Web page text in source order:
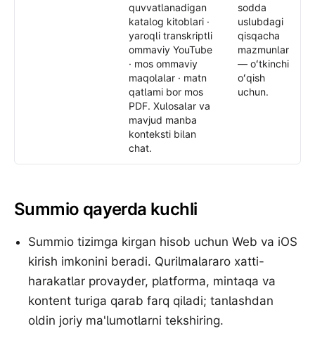
quvvatlanadigan
katalog kitoblari ·
yaroqli transkriptli
ommaviy YouTube
· mos ommaviy
maqolalar · matn
qatlami bor mos
PDF. Xulosalar va
mavjud manba
konteksti bilan
chat.
sodda
uslubdagi
qisqacha
mazmunlar
— oʻtkinchi
oʻqish
uchun.
Summio qayerda kuchli
Summio tizimga kirgan hisob uchun Web va iOS
kirish imkonini beradi. Qurilmalararo xatti-
harakatlar provayder, platforma, mintaqa va
kontent turiga qarab farq qiladi; tanlashdan
oldin joriy ma'lumotlarni tekshiring.